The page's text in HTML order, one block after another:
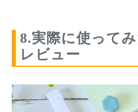
8.実際に使って
レビュー